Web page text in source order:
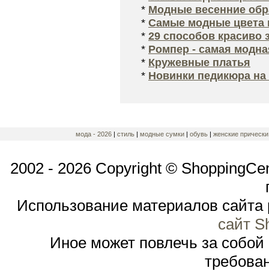
* Модные весенние
* Самые модные цвета
* 29 способов красиво
* Ромпер - самая
* Кружевные платья
* Новинки педикюра
мода - 2026 | стиль| модные сумки | обувь| женские
2002 - 2026 Copyright ©
Использование материалов
сайт
Иное может повлечь за